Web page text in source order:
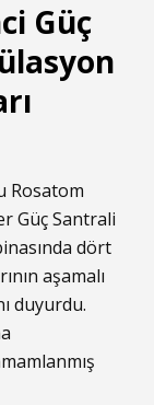
Güç
Rosatom
Güç Santrali
dört
aşamalı
duyurdu.